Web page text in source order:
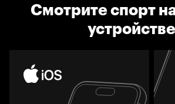
Смотрите спорт
устройстве